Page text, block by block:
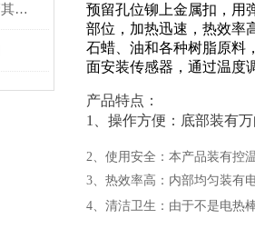
为了确保不锈钢翅片电加热管其长期稳定的运行，少不了以下操作事项！
预留孔位铆上金属扣，用
部位，加热迅速，热效率
石蜡、油和各种树脂原料
面安装传感器，通过温度
产品特点：
1、操作方便：底部装有
2、使用安全：本产品装有控
3、热效率高：内部均匀装有
4、清洁卫生：由于不是电热